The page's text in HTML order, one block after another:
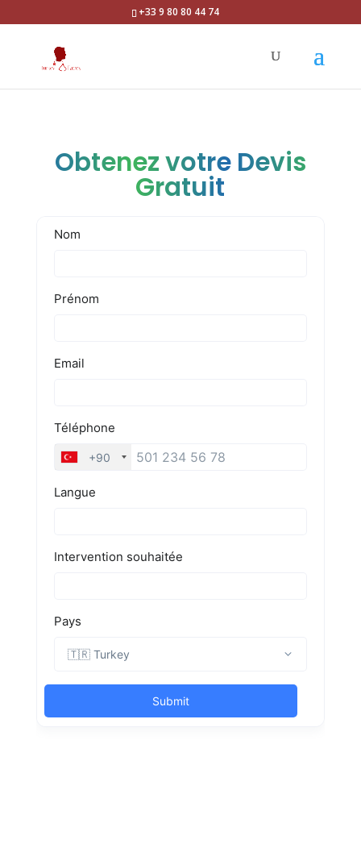
+33 9 80 80 44 74
Obtenez votre Devis
Gratuit